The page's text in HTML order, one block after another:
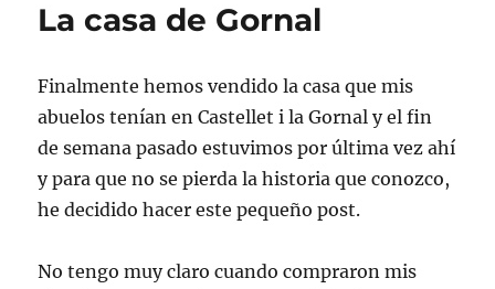
La casa de Gornal
Finalmente hemos vendido la casa que mis
abuelos tenían en Castellet i la Gornal y el fin
de semana pasado estuvimos por última vez ahí
y para que no se pierda la historia que conozco,
he decidido hacer este pequeño post.
No tengo muy claro cuando compraron mis